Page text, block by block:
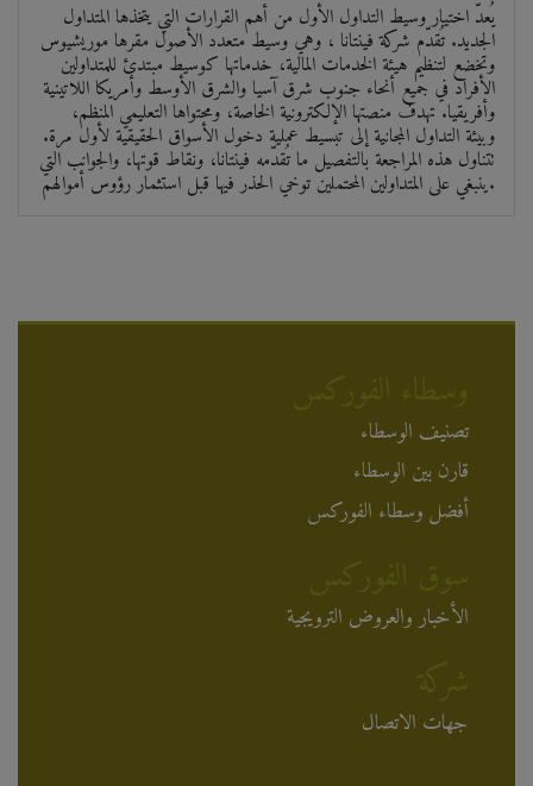
يُعدّ اختيار وسيط التداول الأول من أهم القرارات التي يتخذها المتداول
الجديد. تُقدّم شركة فينتانا ، وهي وسيط متعدد الأصول مقرها موريشيوس
وتخضع لتنظيم هيئة الخدمات المالية، خدماتها كوسيط مبتدئ للمتداولين
الأفراد في جميع أنحاء جنوب شرق آسيا والشرق الأوسط وأمريكا اللاتينية
وأفريقيا. تهدف منصتها الإلكترونية الخاصة، ومحتواها التعليمي المنظم،
وبيئة التداول المجانية إلى تبسيط عملية دخول الأسواق الحقيقية لأول مرة.
تتناول هذه المراجعة بالتفصيل ما تُقدّمه فينتانا، ونقاط قوتها، والجوانب التي
ينبغي على المتداولين المحتملين توخي الحذر فيها قبل استثمار رؤوس أموالهم.
تصنيف الوسطاء
قارن بين الوسطاء
أفضل وسطاء الفوركس
الأخبار والعروض الترويجية
جهات الاتصال